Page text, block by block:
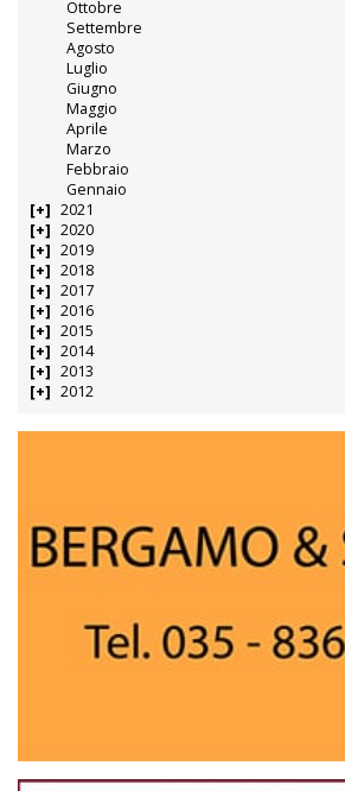
Ottobre
Settembre
Agosto
Luglio
Giugno
Maggio
Aprile
Marzo
Febbraio
Gennaio
2021
2020
2019
2018
2017
2016
2015
2014
2013
2012